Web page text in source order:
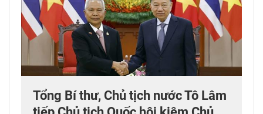
Tổng Bí thư, Chủ tịch nước Tô Lâm